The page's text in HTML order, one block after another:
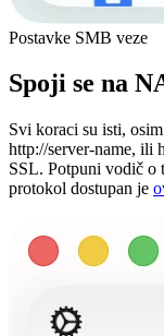
Postavke SMB veze
Spoji se na
Svi koraci su isti,
http://server-name, ili
SSL. Potpuni vodič
protokol dostupan je